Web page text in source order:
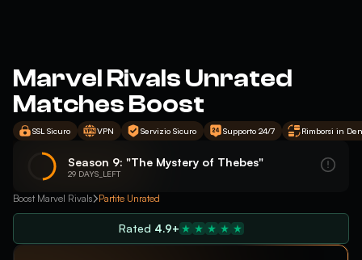
Marvel Rivals Unrated
Matches Boost
SSL Sicuro VPN Servizio Sicuro Supporto 24/7 Rimborsi in
Season 9: "The Mystery of Thebes"
29 DAYS_LEFT
Boost Marvel Rivals Partite Unrated
Rated 4.9+